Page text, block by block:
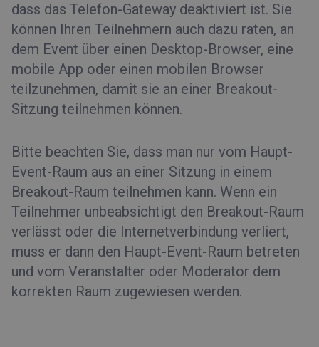
dass das Telefon-Gateway deaktiviert ist. Sie
können Ihren Teilnehmern auch dazu raten, an
dem Event über einen Desktop-Browser, eine
mobile App oder einen mobilen Browser
teilzunehmen, damit sie an einer Breakout-
Sitzung teilnehmen können.
Bitte beachten Sie, dass man nur vom Haupt-
Event-Raum aus an einer Sitzung in einem
Breakout-Raum teilnehmen kann. Wenn ein
Teilnehmer unbeabsichtigt den Breakout-Raum
verlässt oder die Internetverbindung verliert,
muss er dann den Haupt-Event-Raum betreten
und vom Veranstalter oder Moderator dem
korrekten Raum zugewiesen werden.